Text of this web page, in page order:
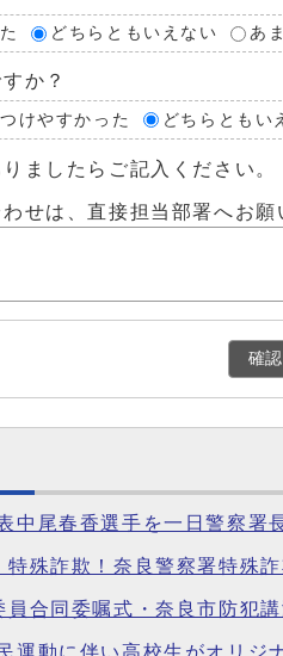
どちらともいえない あ
か？
けやすかった どちらともい
ましたらご記入ください。
せは、直接担当部署へお
確認
中尾春香選手を一日警察署
特殊詐欺！奈良警察署特殊
員合同委嘱式・奈良市防犯
運動に伴い高校生がオリジ